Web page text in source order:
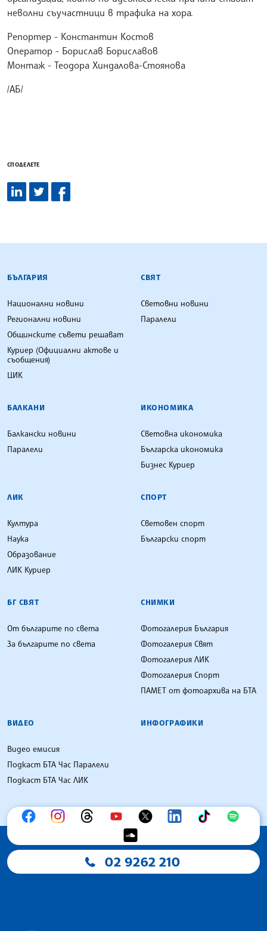
неволни съучастници в трафика на хора.
Репортер - Константин Костов
Оператор - Борислав Бориславов
Монтаж - Теодора Хиндалова-Стоянова
/АБ/
СПОДЕЛЕТЕ
БЪЛГАРСКА ТЕЛЕГРАФНА АГЕНЦИЯ
БЪЛГАРИЯ
Национални новини
Регионални новини
Общинските съвети решават
Куриер (Официални актове и
съобщения)
ЦИК
СВЯТ
Световни новини
Паралели
БАЛКАНИ
Балкански новини
Паралели
ИКОНОМИКА
Световна икономика
Българска икономика
Бизнес Куриер
ЛИК
Култура
Наука
Образование
ЛИК Куриер
СПОРТ
Световен спорт
Български спорт
БГ СВЯТ
От българите по света
За българите по света
СНИМКИ
Фотогалерия България
Фотогалерия Свят
Фотогалерия ЛИК
Фотогалерия Спорт
ПАМЕТ от фотоархива на БТА
ВИДЕО
Видео емисия
Подкаст БТА Час Паралели
Подкаст БТА Час ЛИК
ИНФОГРАФИКИ
02 9262 210